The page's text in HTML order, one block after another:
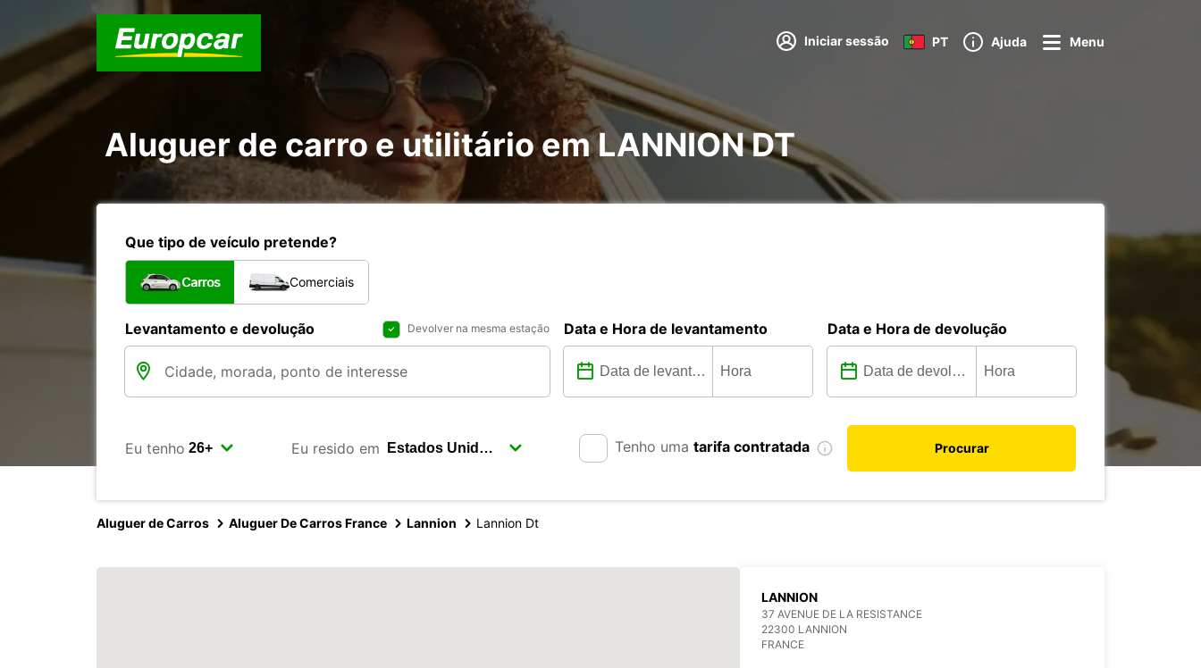
Iniciar sessão PT Ajuda Menu
Aluguer de carro e utilitário em LANNION DT
Que tipo de veículo pretende?
Carros Comerciais
Levantamento e devolução Devolver na mesma estação Data e Hora de levantamento Data e Hora de devolução
Eu tenho Eu resido em Tenho uma tarifa contratada Procurar
Aluguer de Carros Aluguer De Carros France Lannion Lannion Dt
LANNION
37 AVENUE DE LA RESISTANCE
22300 LANNION
FRANCE